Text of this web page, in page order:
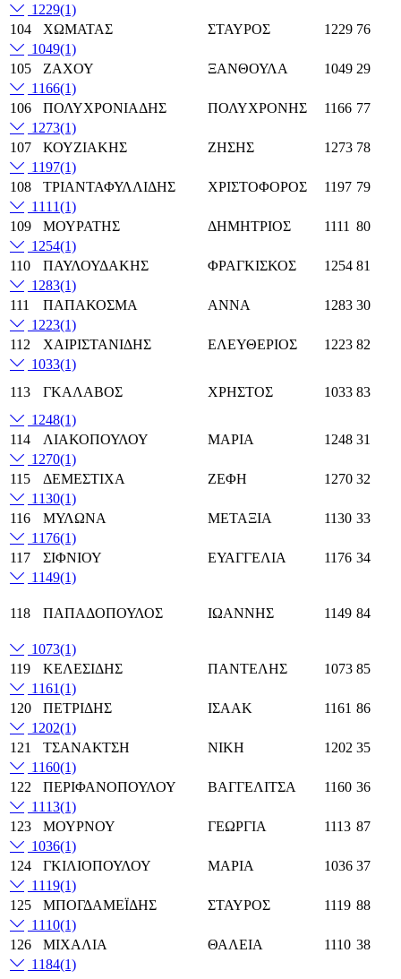
1229(1)
104
ΧΩΜΑΤΑΣ ΣΤΑΥΡΟΣ 1229 76
1049(1)
105
ΖΑΧΟΥ ΞΑΝΘΟΥΛΑ 1049 29
1166(1)
106
ΠΟΛΥΧΡΟΝΙΑΔΗΣ ΠΟΛΥΧΡΟΝΗΣ 1166 77
1273(1)
107
ΚΟΥΖΙΑΚΗΣ ΖΗΣΗΣ 1273 78
1197(1)
108
ΤΡΙΑΝΤΑΦΥΛΛΙΔΗΣ ΧΡΙΣΤΟΦΟΡΟΣ 1197 79
1111(1)
109
ΜΟΥΡΑΤΗΣ ΔΗΜΗΤΡΙΟΣ 1111 80
1254(1)
110
ΠΑΥΛΟΥΔΑΚΗΣ ΦΡΑΓΚΙΣΚΟΣ 1254 81
1283(1)
111
ΠΑΠΑΚΟΣΜΑ ΑΝΝΑ 1283 30
1223(1)
112
ΧΑΙΡΙΣΤΑΝΙΔΗΣ ΕΛΕΥΘΕΡΙΟΣ 1223 82
1033(1)
113
ΓΚΑΛΑΒΟΣ ΧΡΗΣΤΟΣ 1033 83
1248(1)
114
ΛΙΑΚΟΠΟΥΛΟΥ ΜΑΡΙΑ 1248 31
1270(1)
115
ΔΕΜΕΣΤΙΧΑ ΖΕΦΗ 1270 32
1130(1)
116
ΜΥΛΩΝΑ ΜΕΤΑΞΙΑ 1130 33
1176(1)
117
ΣΙΦΝΙΟΥ ΕΥΑΓΓΕΛΙΑ 1176 34
1149(1)
118 ΠΑΠΑΔΟΠΟΥΛΟΣ ΙΩΑΝΝΗΣ 1149 84
1073(1)
119
ΚΕΛΕΣΙΔΗΣ ΠΑΝΤΕΛΗΣ 1073 85
1161(1)
120
ΠΕΤΡΙΔΗΣ ΙΣΑΑΚ 1161 86
1202(1)
121
ΤΣΑΝΑΚΤΣΗ ΝΙΚΗ 1202 35
1160(1)
122
ΠΕΡΙΦΑΝΟΠΟΥΛΟΥ ΒΑΓΓΕΛΙΤΣΑ 1160 36
1113(1)
123
ΜΟΥΡΝΟΥ ΓΕΩΡΓΙΑ 1113 87
1036(1)
124
ΓΚΙΛΙΟΠΟΥΛΟΥ ΜΑΡΙΑ 1036 37
1119(1)
125
ΜΠΟΓΔΑΜΕΪΔΗΣ ΣΤΑΥΡΟΣ 1119 88
1110(1)
126
ΜΙΧΑΛΙΑ ΘΑΛΕΙΑ 1110 38
1184(1)